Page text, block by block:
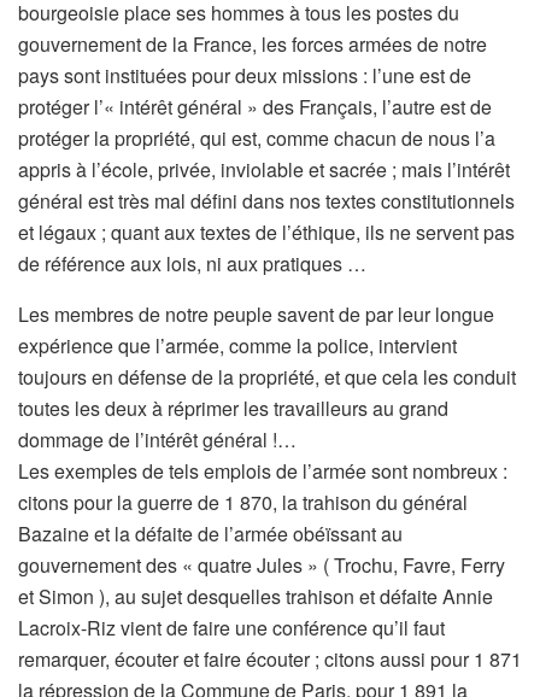
bourgeoisie place ses hommes à tous les postes du
gouvernement de la France, les forces armées de notre
pays sont instituées pour deux missions : l’une est de
protéger l’« intérêt général » des Français, l’autre est de
protéger la propriété, qui est, comme chacun de nous l’a
appris à l’école, privée, inviolable et sacrée ; mais l’intérêt
général est très mal défini dans nos textes constitutionnels
et légaux ; quant aux textes de l’éthique, ils ne servent pas
de référence aux lois, ni aux pratiques …
Les membres de notre peuple savent de par leur longue
expérience que l’armée, comme la police, intervient
toujours en défense de la propriété, et que cela les conduit
toutes les deux à réprimer les travailleurs au grand
dommage de l’intérêt général !…
Les exemples de tels emplois de l’armée sont nombreux :
citons pour la guerre de 1 870, la trahison du général
Bazaine et la défaite de l’armée obéïssant au
gouvernement des « quatre Jules » ( Trochu, Favre, Ferry
et Simon ), au sujet desquelles trahison et défaite Annie
Lacroix-Riz vient de faire une conférence qu’il faut
remarquer, écouter et faire écouter ; citons aussi pour 1 871
la répression de la Commune de Paris, pour 1 891 la